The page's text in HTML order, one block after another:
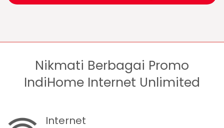
Nikmati Berbagai Promo
IndiHome Internet Unlimited
Internet